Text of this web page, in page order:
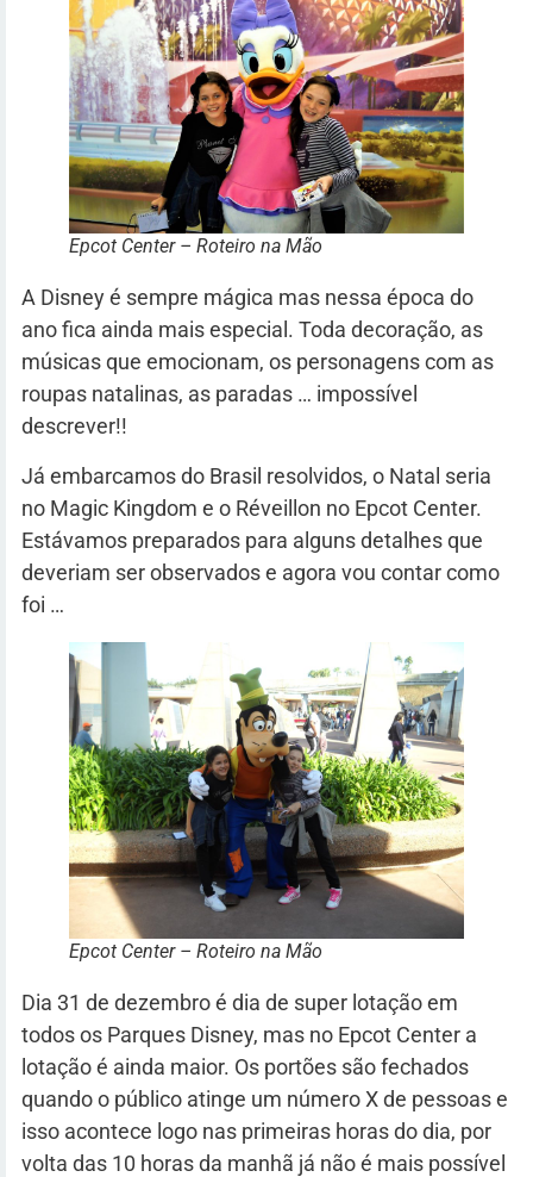
Epcot Center – Roteiro na Mão
A Disney é sempre mágica mas nessa época do
ano fica ainda mais especial. Toda decoração, as
músicas que emocionam, os personagens com as
roupas natalinas, as paradas … impossível
descrever!!
Já embarcamos do Brasil resolvidos, o Natal seria
no Magic Kingdom e o Réveillon no Epcot Center.
Estávamos preparados para alguns detalhes que
deveriam ser observados e agora vou contar como
foi …
Epcot Center – Roteiro na Mão
Dia 31 de dezembro é dia de super lotação em
todos os Parques Disney, mas no Epcot Center a
lotação é ainda maior. Os portões são fechados
quando o público atinge um número X de pessoas e
isso acontece logo nas primeiras horas do dia, por
volta das 10 horas da manhã já não é mais possível